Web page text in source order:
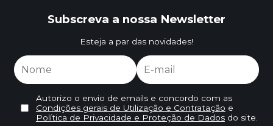
Subscreva a nossa Newsletter
Esteja a par das novidades!
Autorizo o envio de emails e concordo com as
Condições gerais de Utilização e Contratação e
Política de Privacidade e Proteção de Dadosdo site.